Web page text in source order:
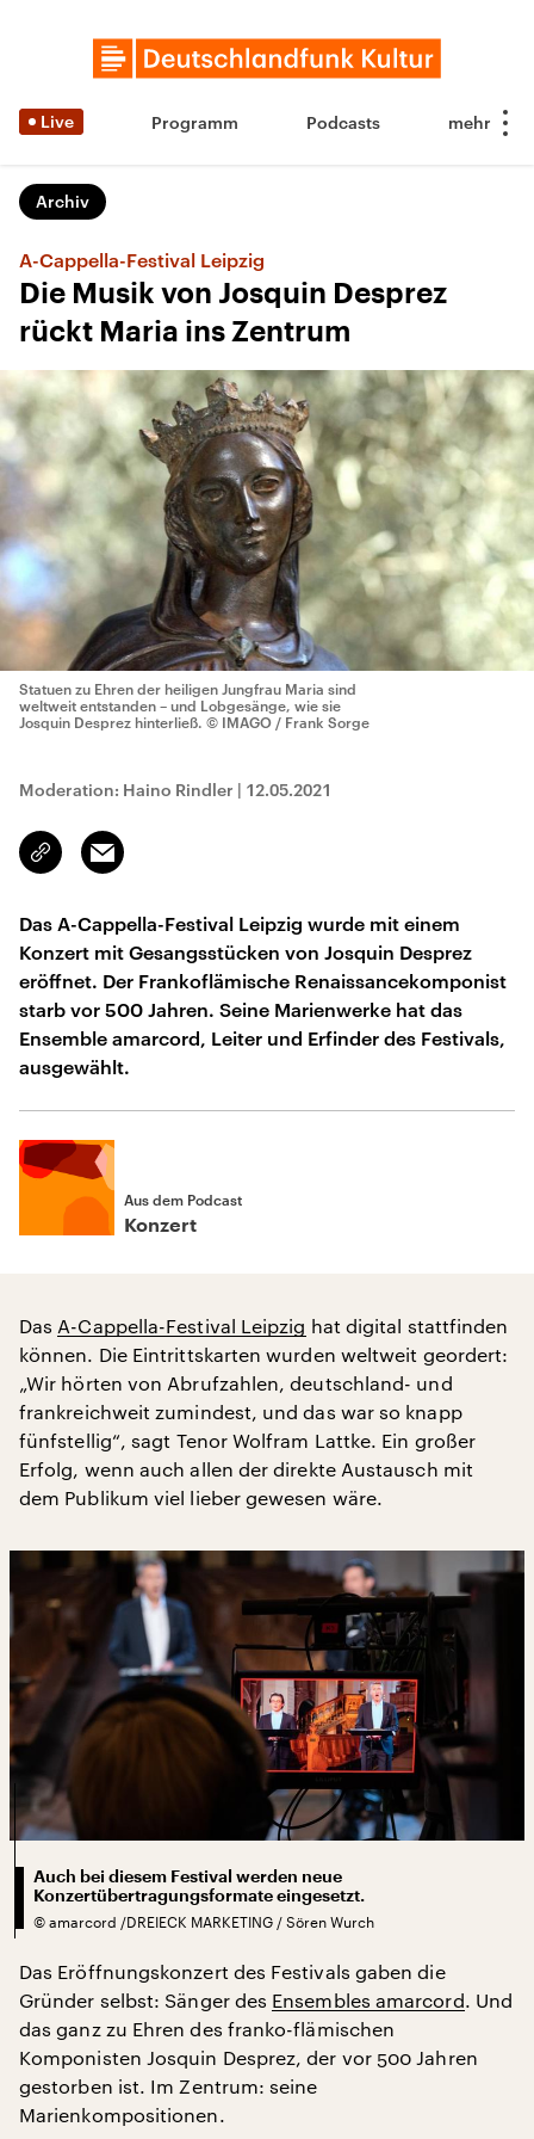
Live Programm Podcasts
Archiv
A-Cappella-Festival Leipzig
Die Musik von Josquin Desprez
rückt Maria ins Zentrum
Statuen zu Ehren der heiligen Jungfrau Maria sind
weltweit entstanden – und Lobgesänge, wie sie
Josquin Desprez hinterließ. © IMAGO / Frank Sorge
Moderation: Haino Rindler | 12.05.2021
Link
kopieren/teilen
Email
Das A-Cappella-Festival Leipzig wurde mit einem
Konzert mit Gesangsstücken von Josquin Desprez
eröffnet. Der Frankoflämische Renaissancekomponist
starb vor 500 Jahren. Seine Marienwerke hat das
Ensemble amarcord, Leiter und Erfinder des Festivals,
ausgewählt.
Aus dem Podcast
Konzert
Das A-Cappella-Festival Leipzig hat digital stattfinden
können. Die Eintrittskarten wurden weltweit geordert:
„Wir hörten von Abrufzahlen, deutschland- und
frankreichweit zumindest, und das war so knapp
fünfstellig“, sagt Tenor Wolfram Lattke. Ein großer
Erfolg, wenn auch allen der direkte Austausch mit
dem Publikum viel lieber gewesen wäre.
Auch bei diesem Festival werden neue
Konzertübertragungsformate eingesetzt.
© amarcord /DREIECK MARKETING / Sören Wurch
Das Eröffnungskonzert des Festivals gaben die
Gründer selbst: Sänger des Ensembles amarcord. Und
das ganz zu Ehren des franko-flämischen
Komponisten Josquin Desprez, der vor 500 Jahren
gestorben ist. Im Zentrum: seine
Marienkompositionen.